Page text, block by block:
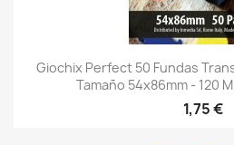
Giochix Perfect 50 Fundas
Tamaño 54x86mm - 120
1,75 €